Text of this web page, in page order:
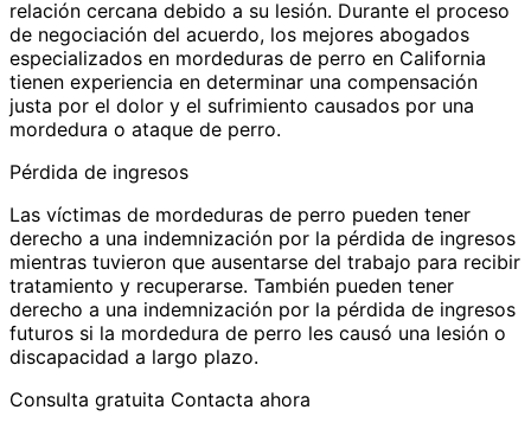
relación cercana debido a su lesión. Durante el proceso
de negociación del acuerdo, los mejores abogados
especializados en mordeduras de perro en California
tienen experiencia en determinar una compensación
justa por el dolor y el sufrimiento causados ​​por una
mordedura o ataque de perro.
Pérdida de ingresos
Las víctimas de mordeduras de perro pueden tener
derecho a una indemnización por la pérdida de ingresos
mientras tuvieron que ausentarse del trabajo para recibir
tratamiento y recuperarse. También pueden tener
derecho a una indemnización por la pérdida de ingresos
futuros si la mordedura de perro les causó una lesión o
discapacidad a largo plazo.
Consulta gratuita Contacta ahora